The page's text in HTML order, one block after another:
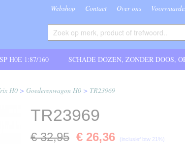
Webshop Contact Over ons
SP H0E 1:87/160 SCHADE DOZEN, ZONDER DOOS,
H0 > Goederenwagon H0 > TR23969
TR23969
€ 32,95 € 26,36 (inclusief btw 21%)